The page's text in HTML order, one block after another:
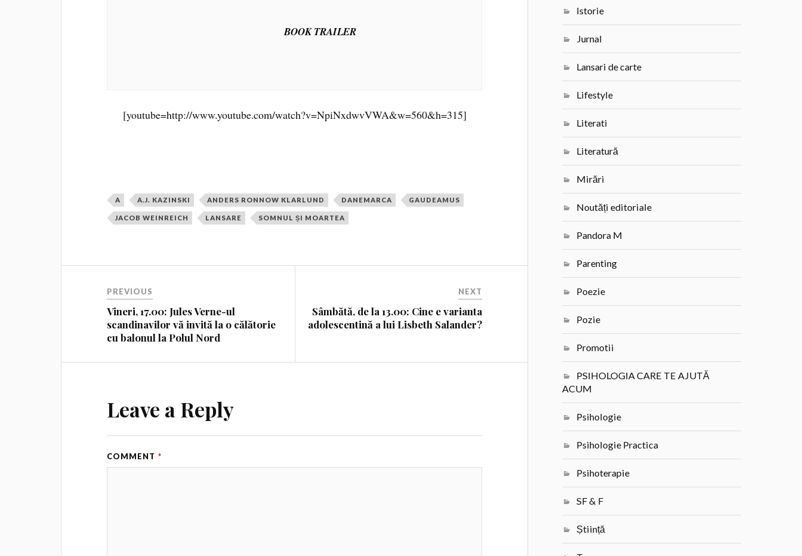
BOOK TRAILER
[youtube=http://www.youtube.com/watch?v=NpiNxdwvVWA&w=560&h=315]
A A.J. KAZINSKI ANDERS RONNOW KLARLUND DANEMARCA GAUDEAMUS
JACOB WEINREICH LANSARE SOMNUL ȘI MOARTEA
PREVIOUS
Vineri, 17.00: Jules Verne-ul
scandinavilor vă invită la o călătorie
cu balonul la Polul Nord
NEXT
Sâmbătă, de la 13.00: Cine e varianta
adolescentină a lui Lisbeth Salander?
Leave a Reply
COMMENT *
Istorie
Jurnal
Lansari de carte
Lifestyle
Literati
Literatură
Mirări
Noutăți editoriale
Pandora M
Parenting
Poezie
Pozie
Promotii
PSIHOLOGIA CARE TE AJUTĂ
ACUM
Psihologie
Psihologie Practica
Psihoterapie
SF & F
Știință